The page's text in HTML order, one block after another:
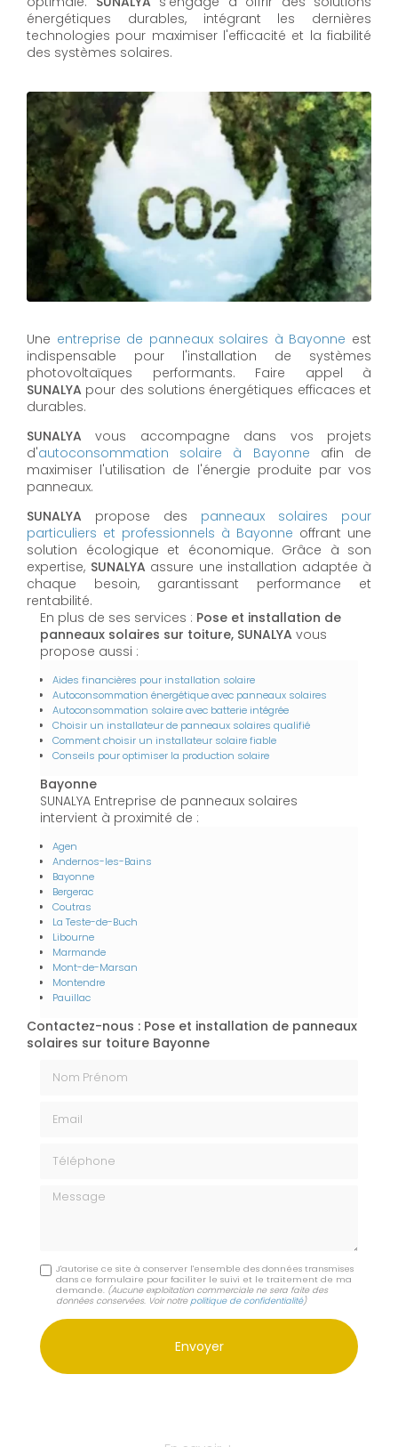
énergétiques durables, intégrant les dernières
technologies pour maximiser l'efficacité et la fiabilité
des systèmes solaires.
Une entreprise de panneaux solaires à Bayonne est
indispensable pour l'installation de systèmes
photovoltaïques performants. Faire appel à
SUNALYA pour des solutions énergétiques efficaces et
durables.
SUNALYA vous accompagne dans vos projets
d'autoconsommation solaire à Bayonne afin de
maximiser l'utilisation de l'énergie produite par vos
panneaux.
SUNALYA propose des panneaux solaires pour
particuliers et professionnels à Bayonne offrant une
solution écologique et économique. Grâce à son
expertise, SUNALYA assure une installation adaptée à
chaque besoin, garantissant performance et
rentabilité.
En plus de ses services : Pose et installation de
panneaux solaires sur toiture, SUNALYA vous
propose aussi :
Aides financières pour installation solaire
Autoconsommation énergétique avec panneaux solaires
Autoconsommation solaire avec batterie intégrée
Choisir un installateur de panneaux solaires qualifié
Comment choisir un installateur solaire fiable
Conseils pour optimiser la production solaire
Bayonne
SUNALYA Entreprise de panneaux solaires
intervient à proximité de :
Agen
Andernos-les-Bains
Bayonne
Bergerac
Coutras
La Teste-de-Buch
Libourne
Marmande
Mont-de-Marsan
Montendre
Pauillac
Contactez-nous : Pose et installation de panneaux
solaires sur toiture Bayonne
Message
J'autorise ce site à conserver l'ensemble des données transmises
dans ce formulaire pour faciliter le suivi et le traitement de ma
demande. (Aucune exploitation commerciale ne sera faite des
données conservées. Voir notre politique de confidentialité)